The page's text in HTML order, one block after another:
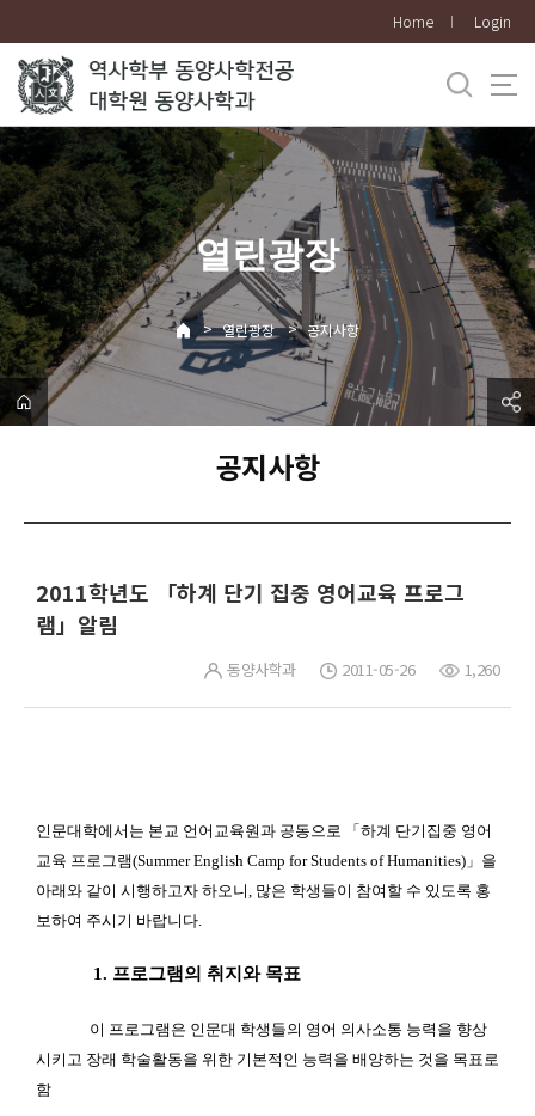
로
메
뉴
Home Login
열린광장
> 열린광장 > 공지사항
공지사항
2011학년도 「하계 단기 집중 영어교육 프로그
램」알림
동양사학과 2011-05-26 1,260
인문대학에서는 본교 언어교육원과 공동으로 「하계 단기집중 영어
교육 프로그램(Summer English Camp for Students of Humanities)」을
아래와 같이 시행하고자 하오니, 많은 학생들이 참여할 수 있도록 홍
보하여 주시기 바랍니다.
1. 프로그램의 취지와 목표
이 프로그램은 인문대 학생들의 영어 의사소통 능력을 향상
시키고 장래 학술활동을 위한 기본적인 능력을 배양하는 것을 목표로
함